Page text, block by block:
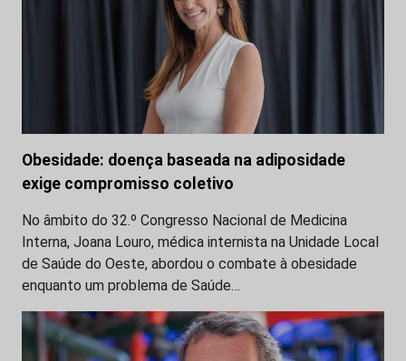
Obesidade: doença baseada na adiposidade
exige compromisso coletivo
No âmbito do 32.º Congresso Nacional de Medicina
Interna, Joana Louro, médica internista na Unidade Local
de Saúde do Oeste, abordou o combate à obesidade
enquanto um problema de Saúde…